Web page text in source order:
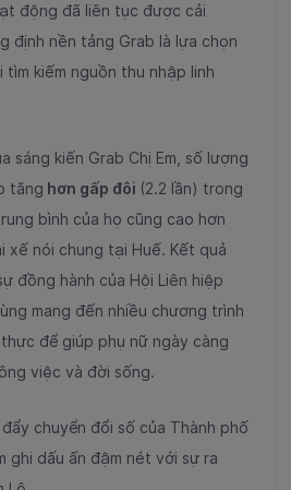
động đã liên tục được cải
định nền tảng Grab là lựa chọn
kiếm nguồn thu nhập linh
sáng kiến Grab Chị Em, số lượng
tăng hơn gấp đôi (2.2 lần) trong
bình của họ cũng cao hơn
xế nói chung tại Huế. Kết quả
đồng hành của Hội Liên hiệp
mang đến nhiều chương trình
để giúp phụ nữ ngày càng
việc và đời sống.
chuyển đổi số của Thành phố
ghi dấu ấn đậm nét với sự ra